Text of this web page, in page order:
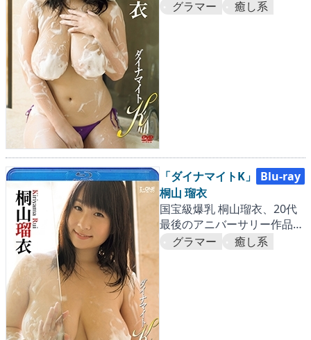
進化した大迫力Kカップバス
グラマー 癒し系
「ダイナマイトK」
Blu-ray
桐山 瑠衣
国宝級爆乳 桐山瑠衣、20代
最後のアニバーサリー作品！
進化した大迫力Kカップバス
グラマー 癒し系